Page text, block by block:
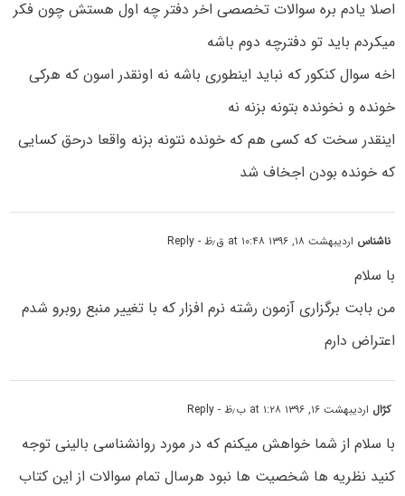
اصلا یادم بره سوالات تخصصی اخر دفتر چه اول هستش چون فکر
میکردم باید تو دفترچه دوم باشه
اخه سوال کنکور که نباید اینطوری باشه نه اونقدر اسون که هرکی
خونده و نخونده بتونه بزنه نه
اینقدر سخت که کسی هم که خونده نتونه بزنه واقعا درحق کسایی
که خونده بودن اجخاف شد
ناشناس اردیبهشت ۱۸, ۱۳۹۶ at ۱۰:۴۸ ق٫ظ - Reply
با سلام
من بابت برگزاری آزمون رشته نرم افزار که با تغییر منبع روبرو شدم
اعتراض دارم
کژال اردیبهشت ۱۶, ۱۳۹۶ at ۱:۲۸ ب٫ظ - Reply
با سلام از شما خواهش میکنم که در مورد روانشناسی بالینی توجه
کنید نظریه ها شخصیت ها نبود هرسال تمام سوالات از این کتاب